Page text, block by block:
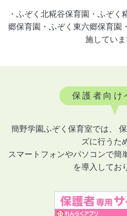
・ふぞく北糀谷保育園・ふぞ
郷保育園・ふぞく東六郷保育園
施していま
保護者向け
簡野学園ふぞく保育室では、
ズに行うた
スマートフォンやパソコンで簡
を導入してお